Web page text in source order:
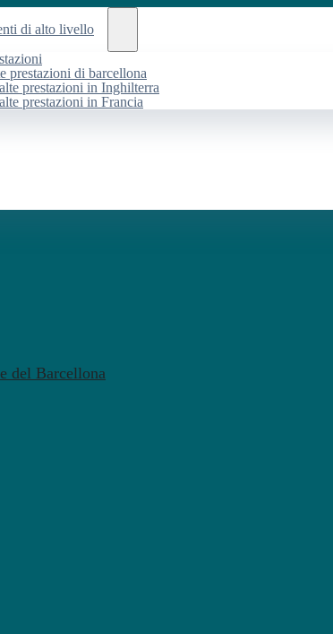
di alto livello
prestazioni di barcellona
prestazioni in Inghilterra
prestazioni in Francia
del Barcellona